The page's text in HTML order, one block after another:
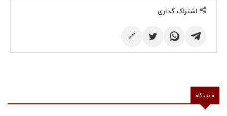
اشتراک گذاری
🔗
0 دیدگاه